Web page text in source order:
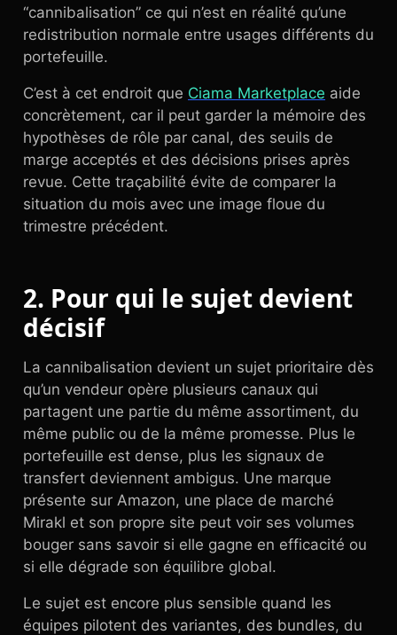
“cannibalisation” ce qui n’est en réalité qu’une
redistribution normale entre usages différents du
portefeuille.
C’est à cet endroit que Ciama Marketplace aide
concrètement, car il peut garder la mémoire des
hypothèses de rôle par canal, des seuils de
marge acceptés et des décisions prises après
revue. Cette traçabilité évite de comparer la
situation du mois avec une image floue du
trimestre précédent.
2. Pour qui le sujet devient
décisif
La cannibalisation devient un sujet prioritaire dès
qu’un vendeur opère plusieurs canaux qui
partagent une partie du même assortiment, du
même public ou de la même promesse. Plus le
portefeuille est dense, plus les signaux de
transfert deviennent ambigus. Une marque
présente sur Amazon, une place de marché
Mirakl et son propre site peut voir ses volumes
bouger sans savoir si elle gagne en efficacité ou
si elle dégrade son équilibre global.
Le sujet est encore plus sensible quand les
équipes pilotent des variantes, des bundles, du